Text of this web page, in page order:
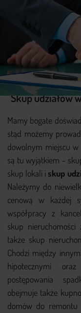
Skup udziałów
Mamy bogate
stąd możemy
dowolnym miejscu
są tu wyjątkiem -
skup lokali iskup
Należymy do
cenową w każdej
współpracy z
skup
także skup
Chodzi między
hipotecznymi
postępowania
obejmuje także
domów do remontu